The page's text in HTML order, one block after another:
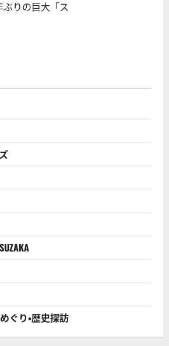
りの巨大「ス
ぐり・歴史探訪